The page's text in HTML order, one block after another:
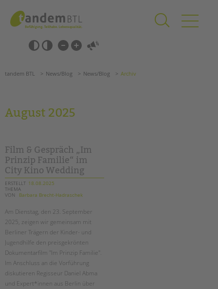
springen
Barrierefrei-
Einstellungen
überspringen
überspringen
Grundschulen
Förderzentren
Kollegs
EFöB
Schulbezogene Sozialarbeit
Tagesgruppen
HILFEN ZUR ERZIEHUNG
EINGLIEDERUNGSHILFE
BETREUTES WOHNEN
TANDEM BTL AKADEMIE
Suchen
tandem BTL News/Blog News/Blog Archiv
August 2025
Film & Gespräch „Im
Prinzip Familie“ im
City Kino Wedding
ERSTELLT 18.08.2025
THEMA
VON
Barbara Brecht-Hadraschek
Am Dienstag, den 23. September
2025, zeigen wir gemeinsam mit
Berliner Trägern der Kinder- und
Jugendhilfe den preisgekrönten
Dokumentarfilm "Im Prinzip Familie".
Im Anschluss an die Vorführung
diskutieren Regisseur Daniel Abma
und Expert*innen aus Berlin über